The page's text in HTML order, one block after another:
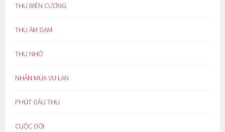
THU BIÊN CƯƠNG
THU ẢM ĐẠM
THU NHỚ
NHÂN MÙA VU LAN
PHÚT ĐẦU THU
CUỘC ĐỜI